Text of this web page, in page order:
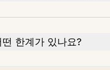
한계가 있나요?